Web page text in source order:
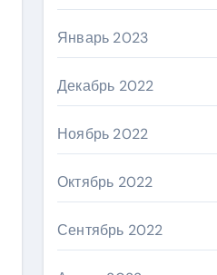
Январь 2023
Декабрь 2022
Ноябрь 2022
Октябрь 2022
Сентябрь 2022